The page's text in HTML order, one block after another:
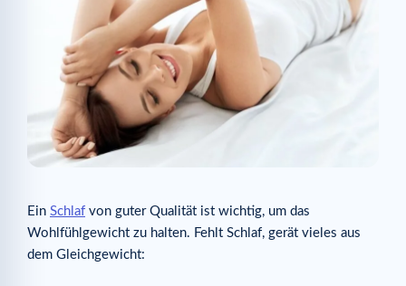
Ein Schlaf von guter Qualität ist wichtig, um das
Wohlfühlgewicht zu halten. Fehlt Schlaf, gerät vieles aus
dem Gleichgewicht: